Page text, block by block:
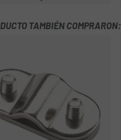
TAMBIÉN COMPRARON: